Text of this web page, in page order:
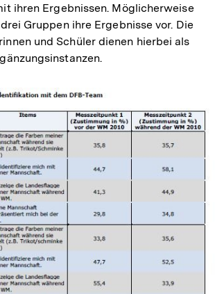
ihren Ergebnissen. Möglicherweise
Gruppen ihre Ergebnisse vor. Die
und Schüler dienen hierbei als
In
Lightbox
öffnen